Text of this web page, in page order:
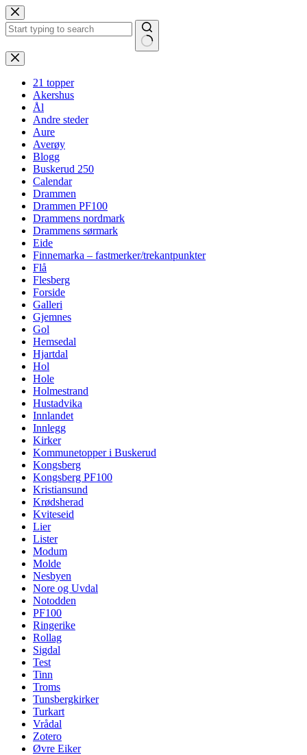
Hopp
til
innholdet
Ingen
resultater
21 topper
Akershus
Ål
Andre steder
Aure
Averøy
Blogg
Buskerud 250
Calendar
Drammen
Drammen PF100
Drammens nordmark
Drammens sørmark
Eide
Finnemarka – fastmerker/trekantpunkter
Flå
Flesberg
Forside
Galleri
Gjemnes
Gol
Hemsedal
Hjartdal
Hol
Hole
Holmestrand
Hustadvika
Innlandet
Innlegg
Kirker
Kommunetopper i Buskerud
Kongsberg
Kongsberg PF100
Kristiansund
Krødsherad
Kviteseid
Lier
Lister
Modum
Molde
Nesbyen
Nore og Uvdal
Notodden
PF100
Ringerike
Rollag
Sigdal
Test
Tinn
Troms
Tunsbergkirker
Turkart
Vrådal
Zotero
Øvre Eiker